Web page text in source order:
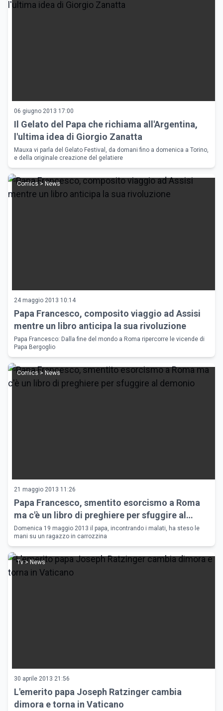
06 giugno 2013 17:00
Il Gelato del Papa che richiama all'Argentina,
l'ultima idea di Giorgio Zanatta
Mauxa vi parla del Gelato Festival, da domani fino a domenica a Torino,
e della originale creazione del gelatiere
Comics > News
24 maggio 2013 10:14
Papa Francesco, composito viaggio ad Assisi
mentre un libro anticipa la sua rivoluzione
Papa Francesco: Dalla fine del mondo a Roma ripercorre le vicende di
Papa Bergoglio
Comics > News
21 maggio 2013 11:26
Papa Francesco, smentito esorcismo a Roma
ma c'è un libro di preghiere per sfuggire al
demonio
Domenica 19 maggio 2013 il papa, incontrando i malati, ha steso le
mani su un ragazzo in carrozzina
Tv > News
30 aprile 2013 21:56
L'emerito papa Joseph Ratzinger cambia
dimora e torna in Vaticano